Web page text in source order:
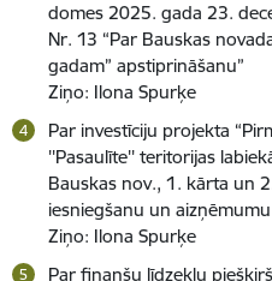
domes 2025. gada 23.
Nr. 13 “Par Bauskas
gadam” apstiprināšanu”
Ziņo: Ilona Spurķe
Par investīciju projekta
''Pasaulīte'' teritorijas
Bauskas nov., 1. kārta un
iesniegšanu un
Ziņo: Ilona Spurķe
Par finanšu līdzekļu